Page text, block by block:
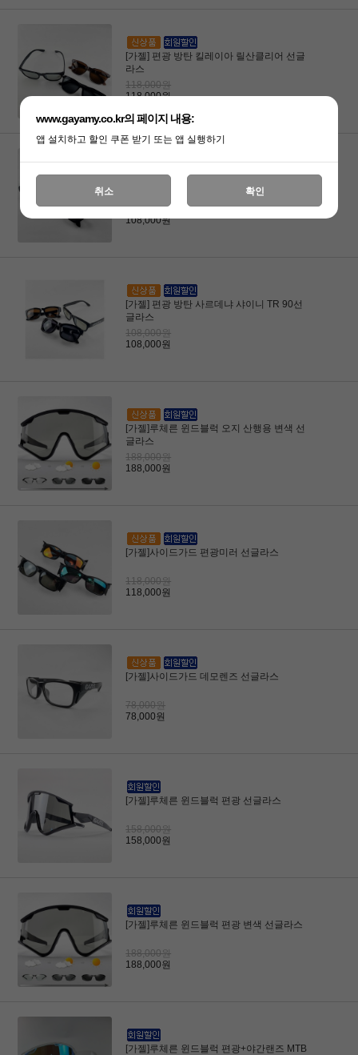
[가젤] 편광 방탄 킬레이아 릴산클리어 선글
라스
118,000원
118,000원
[가젤] 편광 방탄 사르데냐 매트 TR 90선글
108,000원
108,000원
[가젤] 편광 방탄 사르데냐 샤이니 TR 90선
글라스
108,000원
108,000원
[가젤]루체른 윈드블럭 오지 산행용 변색 선
글라스
188,000원
188,000원
[가젤]사이드가드 편광미러 선글라스
118,000원
118,000원
[가젤]사이드가드 데모렌즈 선글라스
78,000원
78,000원
[가젤]루체른 윈드블럭 편광 선글라스
158,000원
158,000원
[가젤]루체른 윈드블럭 편광 변색 선글라스
188,000원
188,000원
[가젤]루체른 윈드블럭 편광+야간랜즈 MTB
www.gayamy.co.kr의 페이지 내용:
앱 설치하고 할인 쿠폰 받기 또는 앱 실행하기
취소 확인